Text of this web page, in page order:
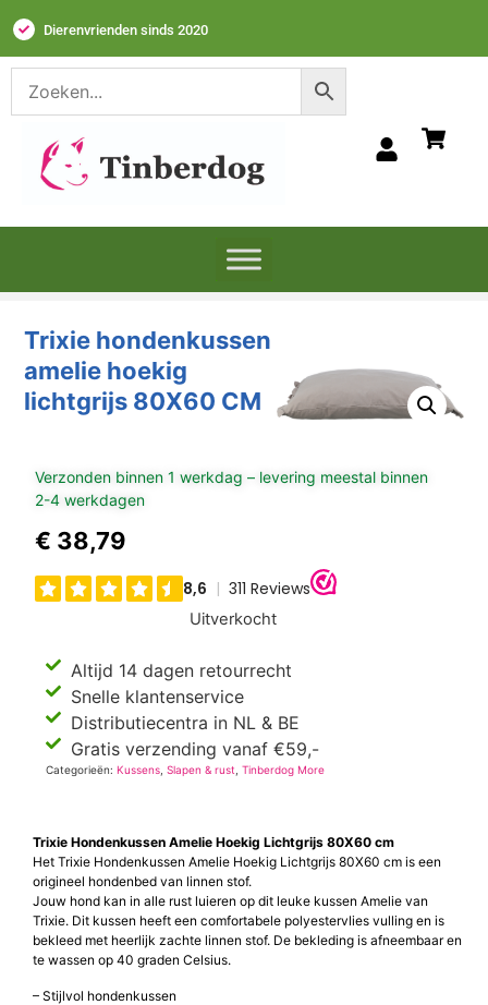
Dierenvrienden sinds 2020
Trixie hondenkussen
amelie hoekig
lichtgrijs 80X60 CM
Verzonden binnen 1 werkdag – levering meestal binnen
2-4 werkdagen
€ 38,79
Uitverkocht
Altijd 14 dagen retourrecht
Snelle klantenservice
Distributiecentra in NL & BE
Gratis verzending vanaf €59,-
Categorieën: Kussens,Slapen & rust,Tinberdog More
Trixie Hondenkussen Amelie Hoekig Lichtgrijs 80X60 cm
Het Trixie Hondenkussen Amelie Hoekig Lichtgrijs 80X60 cm is een
origineel hondenbed van linnen stof.
Jouw hond kan in alle rust luieren op dit leuke kussen Amelie van
Trixie. Dit kussen heeft een comfortabele polyestervlies vulling en is
bekleed met heerlijk zachte linnen stof. De bekleding is afneembaar en
te wassen op 40 graden Celsius.
– Stijlvol hondenkussen